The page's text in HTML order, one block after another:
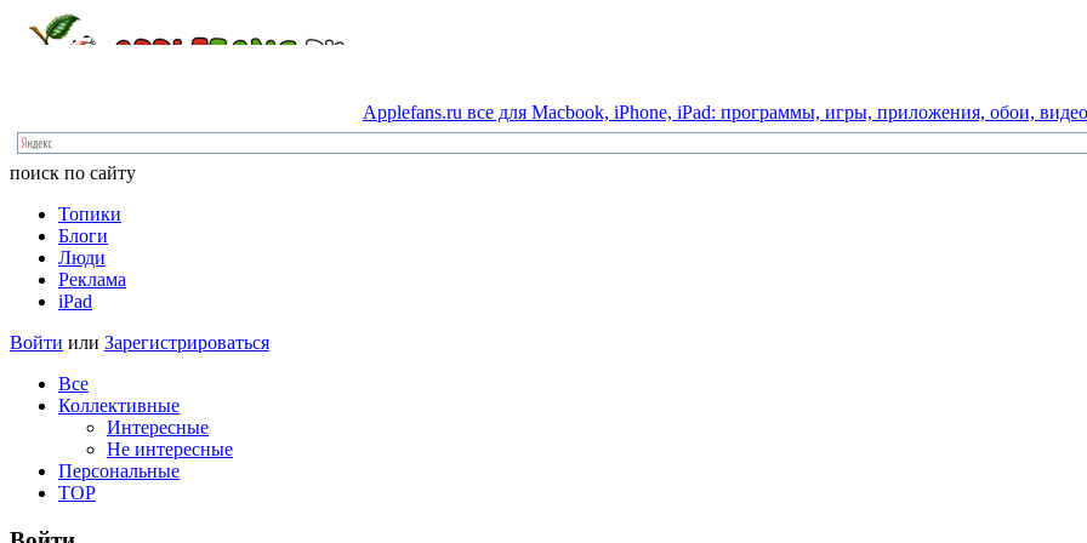
Applefans.ru все для Macbook, iPhone, iPad: программы, игры, приложения, обои, видео
поиск по сайту
Топики
Блоги
Люди
Реклама
iPad
Войти или Зарегистрироваться
Все
Коллективные
Интересные
Не интересные
Персональные
TOP